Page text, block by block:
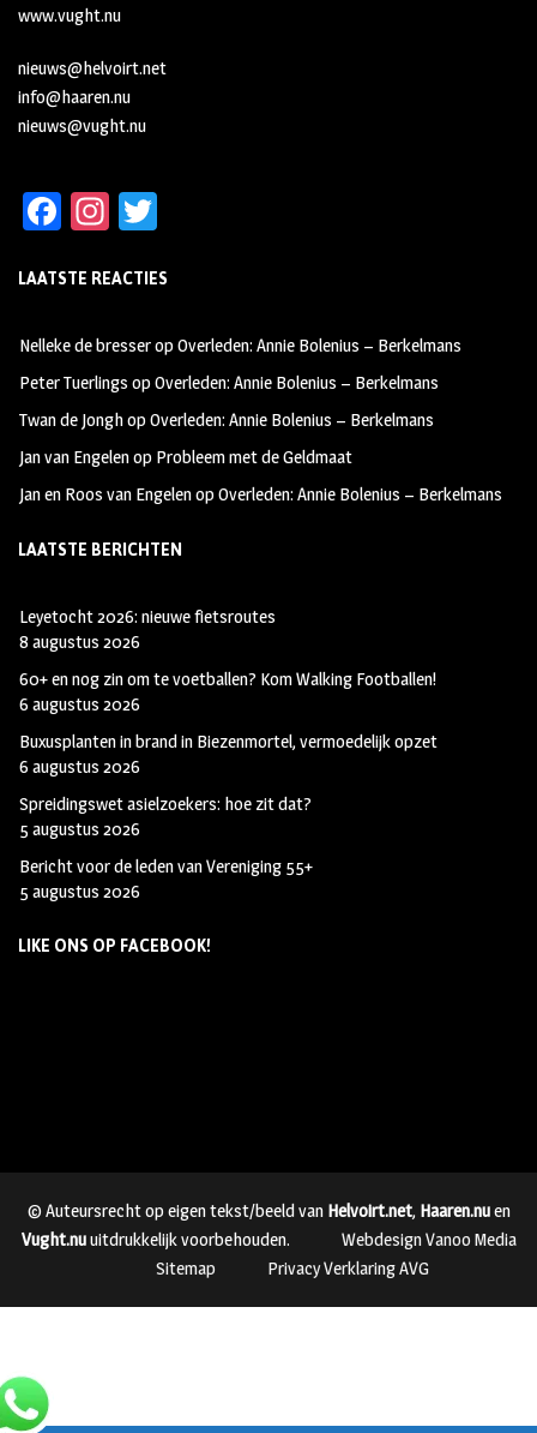
www.vught.nu
nieuws@helvoirt.net
info@haaren.nu
nieuws@vught.nu
Fa
b
oo
k
In
ag
m
tt
LAATSTE REACTIES
Nelleke de bresseropOverleden: Annie Bolenius – Berkelmans
Peter Tuerlings opOverleden: Annie Bolenius – Berkelmans
Twan de JonghopOverleden: Annie Bolenius – Berkelmans
Jan van Engelenop Probleem met de Geldmaat
Jan en Roos van EngelenopOverleden: Annie Bolenius – Berkelmans
LAATSTE BERICHTEN
Leyetocht 2026: nieuwe fietsroutes
8 augustus 2026
60+ en nog zin om te voetballen? Kom Walking Footballen!
6 augustus 2026
Buxusplanten in brand in Biezenmortel, vermoedelijk opzet
6 augustus 2026
Spreidingswet asielzoekers: hoe zit dat?
5 augustus 2026
Bericht voor de leden van Vereniging 55+
5 augustus 2026
LIKE ONS OP FACEBOOK!
© Auteursrecht op eigen tekst/beeld van Helvoirt.net, Haaren.nuen
Vught.nuuitdrukkelijk voorbehouden.
Webdesign Vanoo Media
Sitemap
Privacy Verklaring AVG